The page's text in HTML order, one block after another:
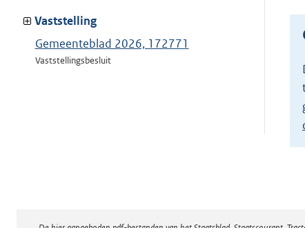
van:
Vaststelling
Gemeenteblad 2026, 172771
Vaststellingsbesluit